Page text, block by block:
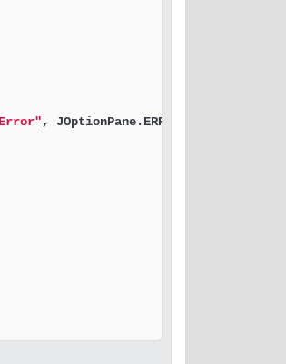
, JOptionPane.ERROR_MESSAGE);